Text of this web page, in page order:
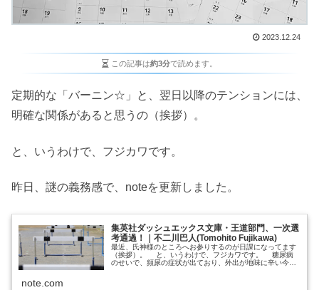
2023.12.24
この記事は約3分で読めます。
定期的な「バーニン☆」と、翌日以降のテンションには、
明確な関係があると思うの（挨拶）。
と、いうわけで、フジカワです。
昨日、謎の義務感で、noteを更新しました。
集英社ダッシュエックス文庫・王道部門、一次選
考通過！｜不二川巴人(Tomohito Fujikawa)
最近、氏神様のところへお参りするのが日課になってます
（挨拶）。 と、いうわけで、フジカワです。 糖尿病
のせいで、頻尿の症状が出ており、外出が地味に辛い今日
note.com